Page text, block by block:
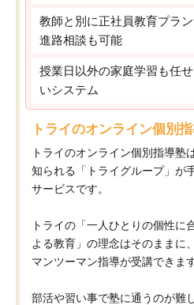
教師と別に正社員教育プラ
進路相談も可能
授業日以外の家庭学習も任
いシステム
トライのオンライン個別
トライのオンライン個別指導塾
知られる「トライグループ」が
サービスです。
トライの「一人ひとりの個性に
よる教育」の理念はそのままに
マンツーマン指導が受講できます
部活や習い事で塾に通うのが難し